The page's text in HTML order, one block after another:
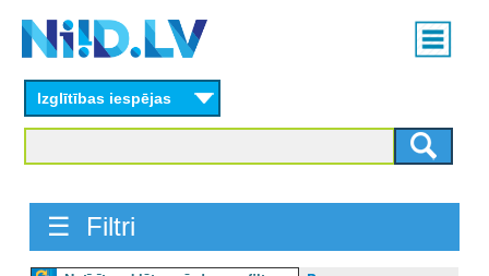
content
Main
menu
Izglītības iespējas
☰ Filtri